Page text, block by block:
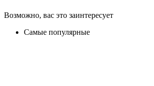
Возможно, вас это заинтересует
Самые популярные